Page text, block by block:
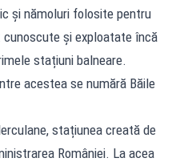
și nămoluri folosite pentru
și exploatate încă
stațiuni balneare.
acestea se numără Băile
stațiunea creată de
României. La acea